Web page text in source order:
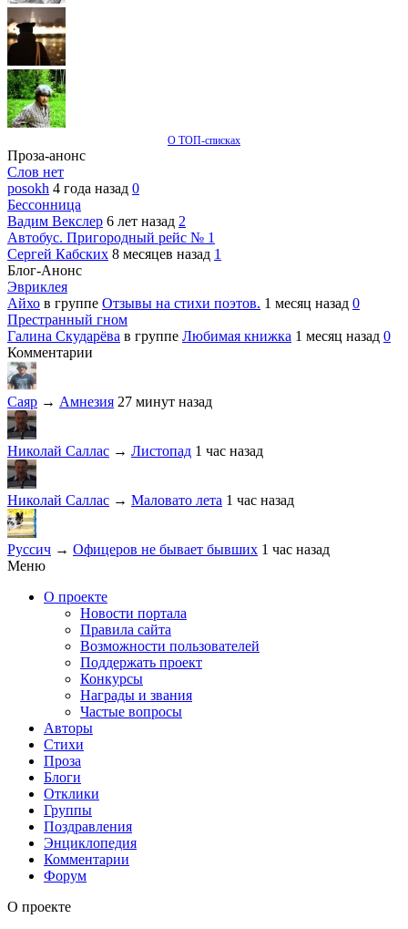
О ТОП-списках
Проза-анонс
Слов нет
posokh 4 года назад 0
Бессонница
Вадим Векслер 6 лет назад 2
Автобус. Пригородный рейс № 1
Сергей Кабских 8 месяцев назад 1
Блог-Анонс
Эвриклея
Айхо в группе Отзывы на стихи поэтов. 1 месяц назад 0
Престранный гном
Галина Скударёва в группе Любимая книжка 1 месяц назад 0
Комментарии
Саяр → Амнезия 27 минут назад
Николай Саллас → Листопад 1 час назад
Николай Саллас → Маловато лета 1 час назад
Руссич → Офицеров не бывает бывших 1 час назад
Меню
О проекте
Новости портала
Правила сайта
Возможности пользователей
Поддержать проект
Конкурсы
Награды и звания
Частые вопросы
Авторы
Стихи
Проза
Блоги
Отклики
Группы
Поздравления
Энциклопедия
Комментарии
Форум
О проекте